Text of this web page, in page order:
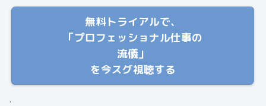
無料トライアルで、
「プロフェッショナル仕事の
流儀」
を今スグ視聴する
.